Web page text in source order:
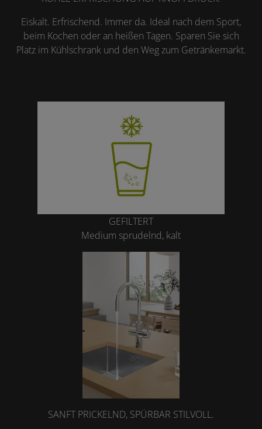
Eiskalt. Erfrischend. Immer da. Ideal nach dem Sport,
beim Kochen oder an heißen Tagen. Sparen Sie sich
Platz im Kühlschrank und den Weg zum Getränkemarkt.
GEFILTERT
Medium sprudelnd, kalt
SANFT PRICKELND, SPÜRBAR STILVOLL.